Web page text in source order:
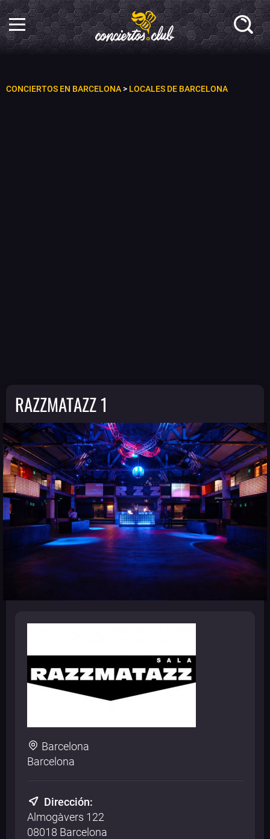
CONCIERTOS EN BARCELONA> LOCALES DE BARCELONA
RAZZMATAZZ 1
Barcelona
Barcelona
Dirección:
Almogàvers 122
08018 Barcelona